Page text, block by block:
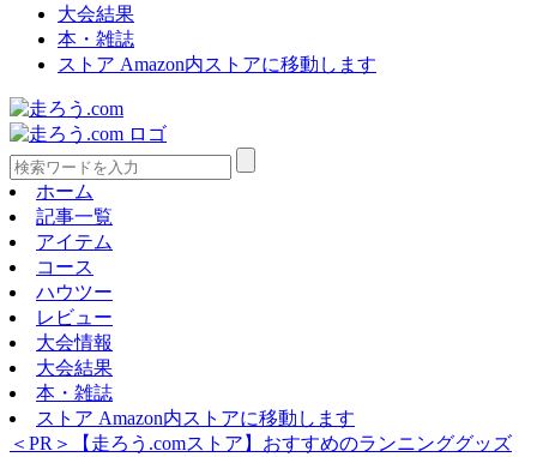
大会結果
本・雑誌
ストア Amazon内ストアに移動します
ホーム
記事一覧
アイテム
コース
ハウツー
レビュー
大会情報
大会結果
本・雑誌
ストア Amazon内ストアに移動します
＜PR＞【走ろう.comストア】おすすめのランニンググッズ